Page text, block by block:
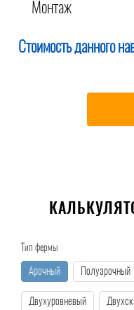
Монтаж
Стоимость данного
Тип фермы
Арочный Полуарочный
Двухуровневый